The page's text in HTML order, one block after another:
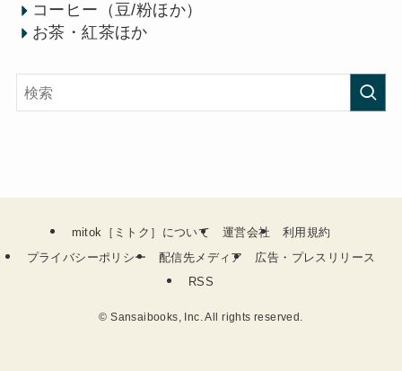
コーヒー（豆/粉ほか）
お茶・紅茶ほか
mitok［ミトク］について 運営会社
利用規約
プライバシーポリシー
配信先メディア
広告・プレスリリース
RSS
© Sansaibooks, Inc. All rights reserved.